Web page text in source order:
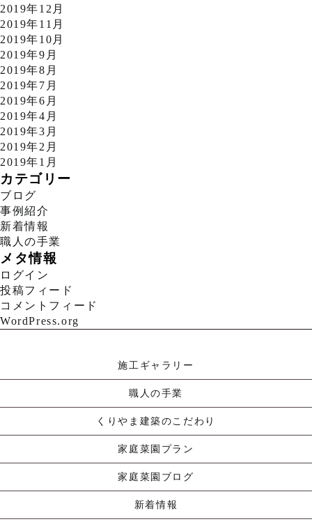
2019年12月
2019年11月
2019年10月
2019年9月
2019年8月
2019年7月
2019年6月
2019年4月
2019年3月
2019年2月
2019年1月
カテゴリー
ブログ
事例紹介
新着情報
職人の手業
メタ情報
ログイン
投稿フィード
コメントフィード
WordPress.org
施工ギャラリー
職人の手業
くりやま建築のこだわり
家庭菜園プラン
家庭菜園ブログ
新着情報